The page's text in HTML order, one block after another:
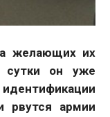
желающих их
сутки он уже
рвутся армии